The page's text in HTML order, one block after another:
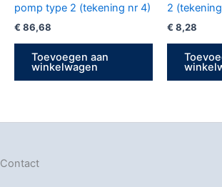
pomp type 2 (tekening nr 4)
€ 86,68
Toevoegen aan
winkelwagen
2
€ 8,28
Contact